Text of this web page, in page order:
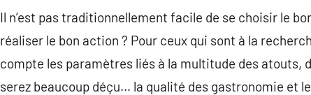
Il n’est pas traditionnellement facile de se choisir le
réaliser le bon action ? Pour ceux qui sont à la
compte les paramètres liés à la multitude des atouts,
serez beaucoup déçu… la qualité des gastronomie et